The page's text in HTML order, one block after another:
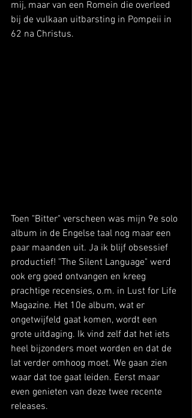
mij, maar van een Romein die overleed
bij de vulkaan uitbarsting in Pompeii in
62 na Christus.
Toen "Bitter" verscheen was mijn 9e solo
album in de Engelse taal nog maar een
paar maanden uit. Ja ik blijf obsessief
productief! "The Silent Language" werd
ook erg goed ontvangen en kreeg
prachtige recensies, o.m. in Lust for Life
Magazine. Het 10e album, wat er
ongetwijfeld gaat komen, wordt een
grote uitdaging. Ik vind zelf dat het iets
heel bijzonders moet worden en dat de
lat verder omhoog moet. We gaan zien
waar dat toe gaat leiden. Eerst maar
even genieten van deze twee recente
releases.